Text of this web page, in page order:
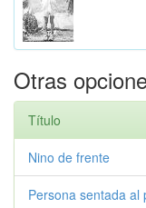
Otras
Título
Nino de frente
Persona sentada al